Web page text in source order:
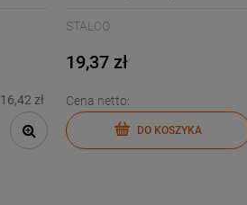
16,42 zł
STALCO
19,37 zł
Cena netto:
DO KOSZYKA